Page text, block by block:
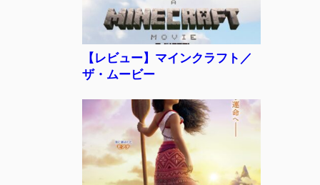
【レビュー】マインクラフト／
ザ・ムービー